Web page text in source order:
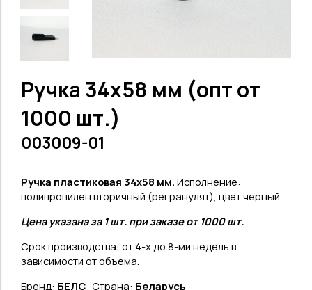
Ручка 34х58 мм (опт от
1000 шт.)
003009-01
Ручка пластиковая 34х58 мм. Исполнение:
полипропилен вторичный (регранулят), цвет черный.
Цена указана за 1 шт. при заказе от 1000 шт.
Срок производства: от 4-х до 8-ми недель в
зависимости от объема.
Бренд: БЕЛС Страна: Беларусь